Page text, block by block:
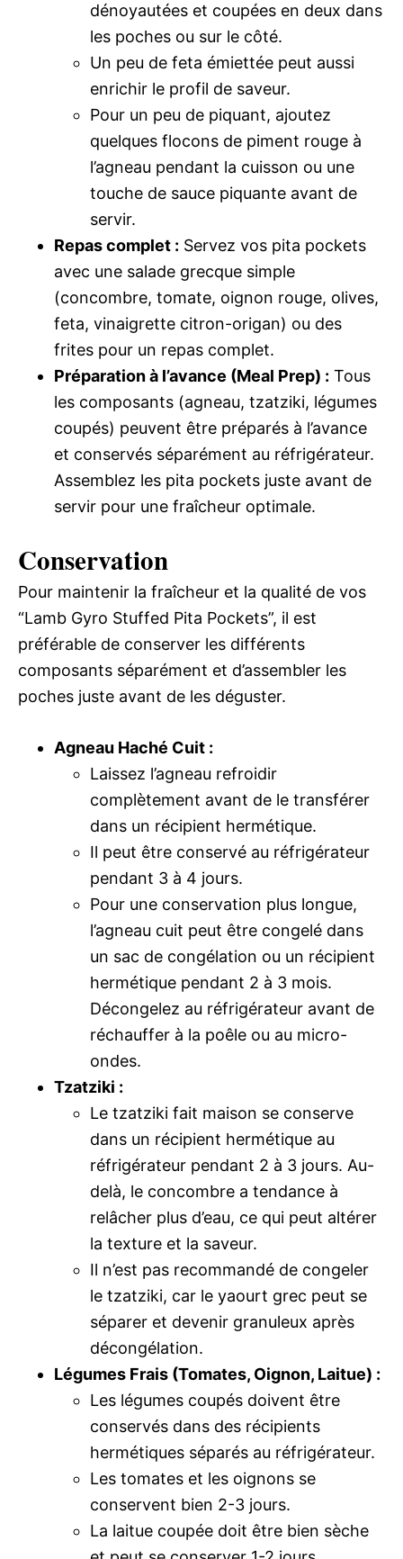
dénoyautées et coupées en deux dans
les poches ou sur le côté.
Un peu de feta émiettée peut aussi
enrichir le profil de saveur.
Pour un peu de piquant, ajoutez
quelques flocons de piment rouge à
l’agneau pendant la cuisson ou une
touche de sauce piquante avant de
servir.
Repas complet : Servez vos pita pockets
avec une salade grecque simple
(concombre, tomate, oignon rouge, olives,
feta, vinaigrette citron-origan) ou des
frites pour un repas complet.
Préparation à l’avance (Meal Prep) : Tous
les composants (agneau, tzatziki, légumes
coupés) peuvent être préparés à l’avance
et conservés séparément au réfrigérateur.
Assemblez les pita pockets juste avant de
servir pour une fraîcheur optimale.
Conservation
Pour maintenir la fraîcheur et la qualité de vos
“Lamb Gyro Stuffed Pita Pockets”, il est
préférable de conserver les différents
composants séparément et d’assembler les
poches juste avant de les déguster.
Agneau Haché Cuit :
Laissez l’agneau refroidir
complètement avant de le transférer
dans un récipient hermétique.
Il peut être conservé au réfrigérateur
pendant 3 à 4 jours.
Pour une conservation plus longue,
l’agneau cuit peut être congelé dans
un sac de congélation ou un récipient
hermétique pendant 2 à 3 mois.
Décongelez au réfrigérateur avant de
réchauffer à la poêle ou au micro-
ondes.
Tzatziki :
Le tzatziki fait maison se conserve
dans un récipient hermétique au
réfrigérateur pendant 2 à 3 jours. Au-
delà, le concombre a tendance à
relâcher plus d’eau, ce qui peut altérer
la texture et la saveur.
Il n’est pas recommandé de congeler
le tzatziki, car le yaourt grec peut se
séparer et devenir granuleux après
décongélation.
Légumes Frais (Tomates, Oignon, Laitue) :
Les légumes coupés doivent être
conservés dans des récipients
hermétiques séparés au réfrigérateur.
Les tomates et les oignons se
conservent bien 2-3 jours.
La laitue coupée doit être bien sèche